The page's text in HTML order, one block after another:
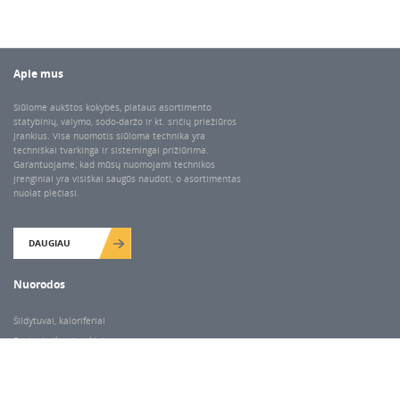
Apie mus
Siūlome aukštos kokybės, plataus asortimento
statybinių, valymo, sodo-daržo ir kt. sričių priežiūros
įrankius. Visa nuomotis siūloma technika yra
techniškai tvarkinga ir sistemingai prižiūrima.
Garantuojame, kad mūsų nuomojami technikos
įrenginiai yra visiškai saugūs naudoti, o asortimentas
nuolat plečiasi.
DAUGIAU
Nuorodos
Šildytuvai, kaloriferiai
Santechnikos įrankiai